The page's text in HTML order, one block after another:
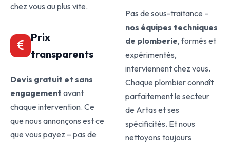
chez vous au plus vite.
Prix
transparents
Devis gratuit et sans
engagement avant
chaque intervention. Ce
que nous annonçons est ce
que vous payez – pas de
Pas de sous-traitance –
nos équipes techniques
de plomberie, formés et
expérimentés,
interviennent chez vous.
Chaque plombier connaît
parfaitement le secteur
de Artas et ses
spécificités. Et nous
nettoyons toujours